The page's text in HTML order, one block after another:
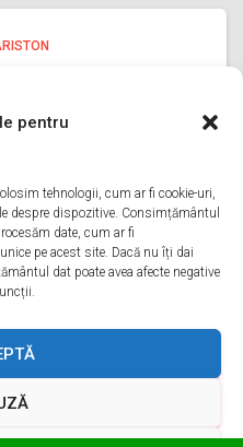
pentru
tehnologii, cum ar fi cookie-uri,
despre dispozitive. Consimțământul
date, cum ar fi
pe acest site. Dacă nu îți dai
dat poate avea afecte negative
ILFOV Bine ati venit pe
de spalat ariston?
ne sunati Citește mai mult
SERVICII
TERMENI ȘI CONDIȚII